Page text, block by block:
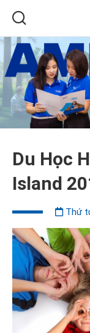
Du Học
Island
Thứ